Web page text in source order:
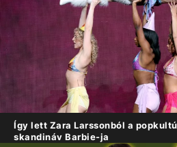
Így lett Zara Larssonból a
skandináv Barbie-ja